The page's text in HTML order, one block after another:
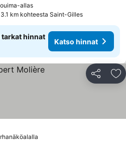
allas
km kohteesta Saint-Gilles
tarkat hinnat
Katso hinnat
Jaa